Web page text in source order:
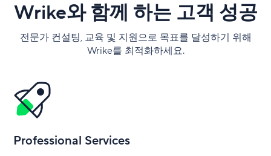
Wrike와 함께 하는 고객 성공
전문가 컨설팅, 교육 및 지원으로 목표를 달성하기 위해
Wrike를 최적화하세요.
Professional Services